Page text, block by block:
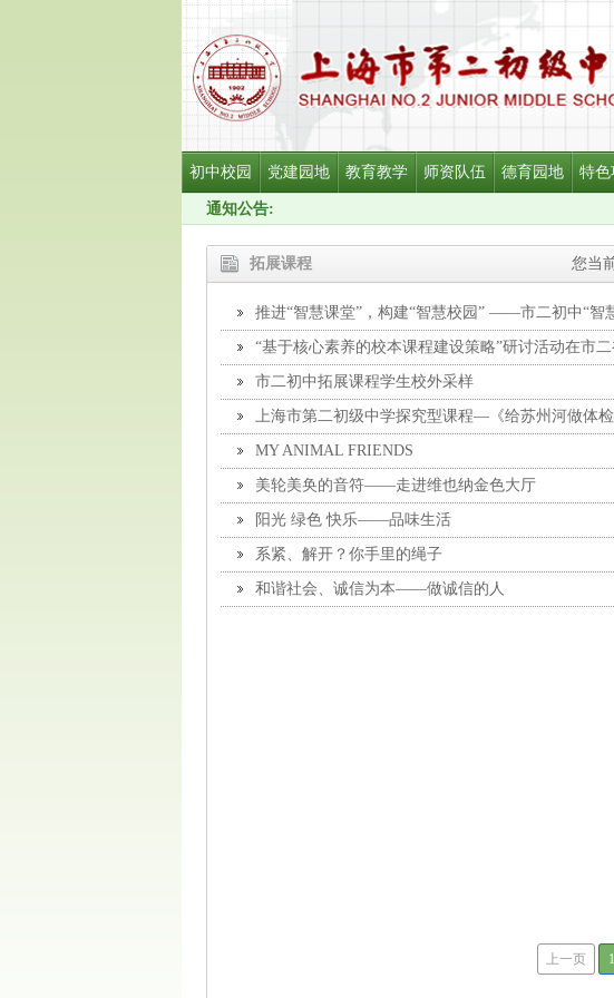
初中校园 党建园地 教育教学 师资队伍 德育园地 特色
通知公告:
您当
拓展课程
推进“智慧课堂”，构建“智慧校园” ——市二初中“智
习交流“基于核心素养的校本课程建设策略”研讨活动在市
市二初中拓展课程学生校外采样
上海市第二初级中学探究型课程—《给苏州河做体
MY ANIMAL FRIENDS
美轮美奂的音符——走进维也纳金色大厅
阳光 绿色 快乐——品味生活
系紧、解开？你手里的绳子
和谐社会、诚信为本——做诚信的人
上一页 1